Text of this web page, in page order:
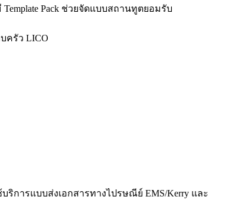
Pack ช่วยจัดแบบสถานทูตยอมรับ
บครัว LICO
การแบบส่งเอกสารทางไปรษณีย์ EMS/Kerry และ